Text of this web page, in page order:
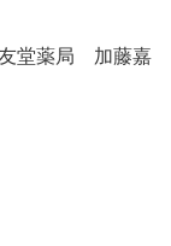
友堂薬局 加藤嘉